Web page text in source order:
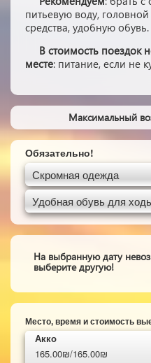
питьевую воду,
средства, удобную обувь.
В стоимость поездок
месте: питание, если не
Максимальный
Обязательно!
Скромная одежда
Удобная обувь для
На выбранную дату
выберите другую!
Место, время и стоимость
Акко
165.00₪/165.00₪